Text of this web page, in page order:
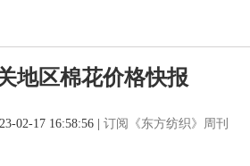
地区棉花价格快报
02-17 16:58:56 | 订阅《东方纺织》周刊